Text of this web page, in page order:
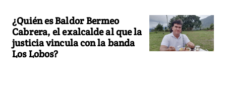
¿Quién es Baldor Bermeo
Cabrera, el exalcalde al que la
justicia vincula con la banda
Los Lobos?